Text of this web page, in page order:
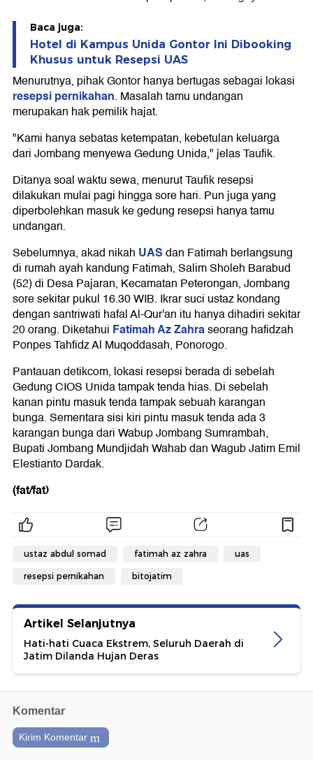
Baca juga:
Hotel di Kampus Unida Gontor Ini Dibooking
Khusus untuk Resepsi UAS
Menurutnya, pihak Gontor hanya bertugas sebagai lokasi
resepsi pernikahan. Masalah tamu undangan
merupakan hak pemilik hajat.
"Kami hanya sebatas ketempatan, kebetulan keluarga
dari Jombang menyewa Gedung Unida," jelas Taufik.
Ditanya soal waktu sewa, menurut Taufik resepsi
dilakukan mulai pagi hingga sore hari. Pun juga yang
diperbolehkan masuk ke gedung resepsi hanya tamu
undangan.
Sebelumnya, akad nikah UASdan Fatimah berlangsung
di rumah ayah kandung Fatimah, Salim Sholeh Barabud
(52) di Desa Pajaran, Kecamatan Peterongan, Jombang
sore sekitar pukul 16.30 WIB. Ikrar suci ustaz kondang
dengan santriwati hafal Al-Qur'an itu hanya dihadiri sekitar
20 orang. Diketahui Fatimah Az Zahraseorang hafidzah
Ponpes Tahfidz Al Muqoddasah, Ponorogo.
Pantauan detikcom, lokasi resepsi berada di sebelah
Gedung CIOS Unida tampak tenda hias. Di sebelah
kanan pintu masuk tenda tampak sebuah karangan
bunga. Sementara sisi kiri pintu masuk tenda ada 3
karangan bunga dari Wabup Jombang Sumrambah,
Bupati Jombang Mundjidah Wahab dan Wagub Jatim Emil
Elestianto Dardak.
(fat/fat)
ustaz abdul somad fatimah az zahra uas
resepsi pernikahan bitojatim
Artikel Selanjutnya
Hati-hati Cuaca Ekstrem, Seluruh Daerah di
Jatim Dilanda Hujan Deras